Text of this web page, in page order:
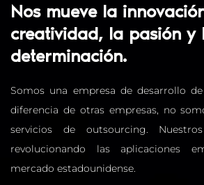
Nos mueve la
creatividad, la pasión y
determinación.
Somos una empresa de desarrollo
diferencia de otras empresas, no
servicios de outsourcing.
revolucionando las aplicaciones
mercado estadounidense.